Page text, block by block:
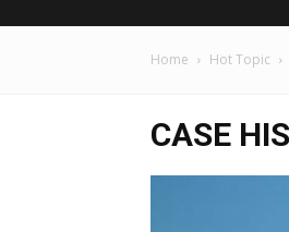
Home Hot Topic
CASE